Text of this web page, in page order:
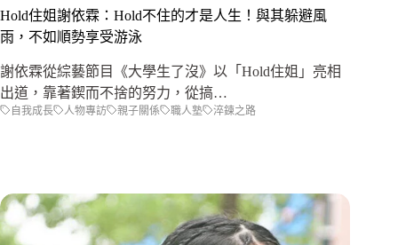
Hold住姐謝依霖：Hold不住的才是人生！與其躲避風
雨，不如順勢享受游泳
謝依霖從綜藝節目《大學生了沒》以「Hold住姐」亮相
出道，靠著鍥而不捨的努力，從搞…
自我成長 人物專訪 親子關係 職人塾 淬鍊之路